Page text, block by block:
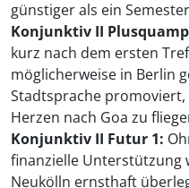
günstiger als ein
Konjunktiv II
kurz nach dem ersten
möglicherweise in Berlin
Stadtsprache
Herzen nach Goa zu
Konjunktiv II Futur 1:
finanzielle Unterstützung
Neukölln ernsthaft